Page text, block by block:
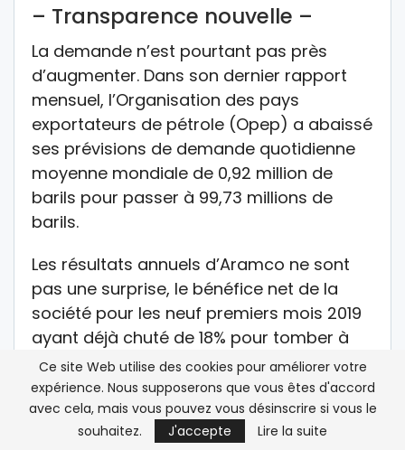
– Transparence nouvelle –
La demande n’est pourtant pas près
d’augmenter. Dans son dernier rapport
mensuel, l’Organisation des pays
exportateurs de pétrole (Opep) a abaissé
ses prévisions de demande quotidienne
moyenne mondiale de 0,92 million de
barils pour passer à 99,73 millions de
barils.
Les résultats annuels d’Aramco ne sont
pas une surprise, le bénéfice net de la
société pour les neuf premiers mois 2019
ayant déjà chuté de 18% pour tomber à
68,2 milliards de dollars.
En avril 2019, Aramco avait ouvert ses
livres de comptes mais seulement pour
Ce site Web utilise des cookies pour améliorer votre
expérience. Nous supposerons que vous êtes d'accord
avec cela, mais vous pouvez vous désinscrire si vous le
souhaitez.
J'accepte Lire la suite